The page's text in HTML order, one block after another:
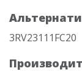
3RV23111FC20